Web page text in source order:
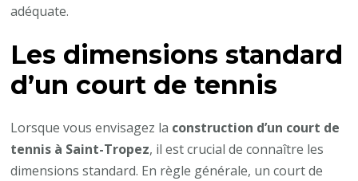
tennis
à
Saint-
?
adéquate.
Les dimensions standard
d’un court de tennis
Lorsque vous envisagez la construction d’un court de
tennis à Saint-Tropez, il est crucial de connaître les
dimensions standard. En règle générale, un court de